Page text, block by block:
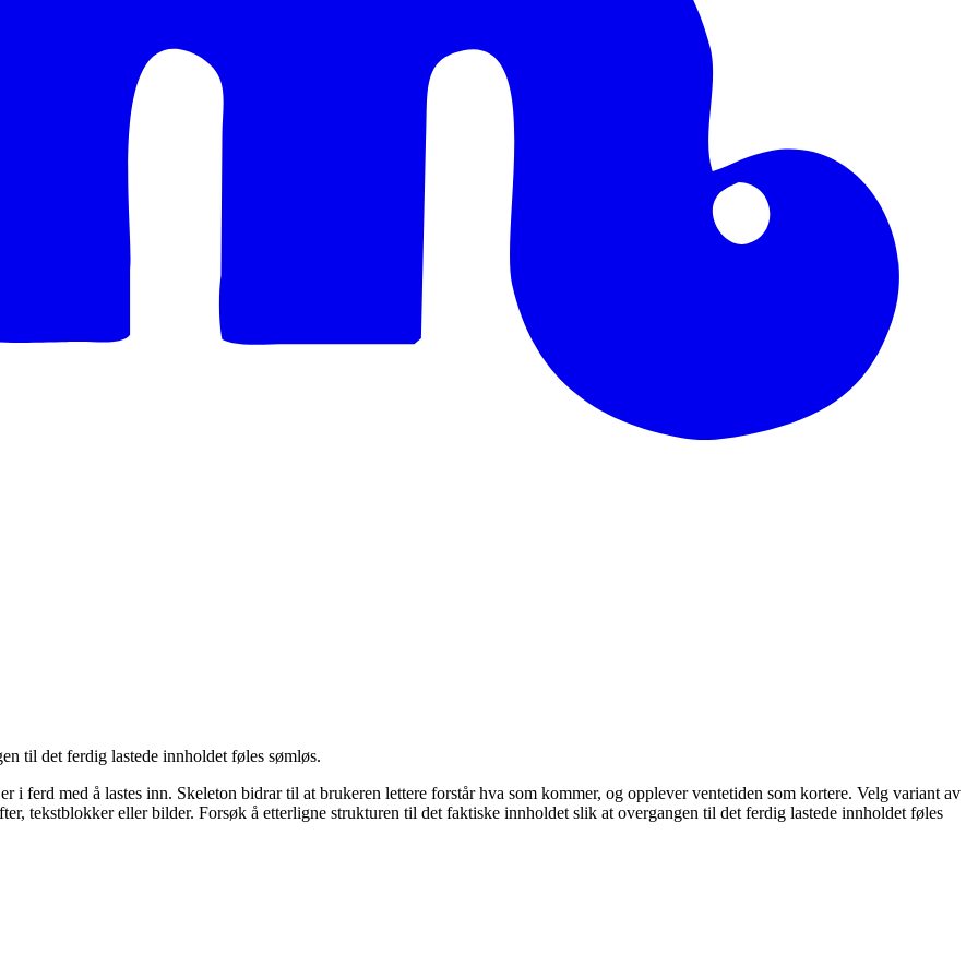
til det ferdig lastede innholdet føles sømløs.
i ferd med å lastes inn. Skeleton bidrar til at brukeren lettere forstår hva som kommer, og opplever ventetiden som kortere. Velg variant av
tekstblokker eller bilder. Forsøk å etterligne strukturen til det faktiske innholdet slik at overgangen til det ferdig lastede innholdet føles